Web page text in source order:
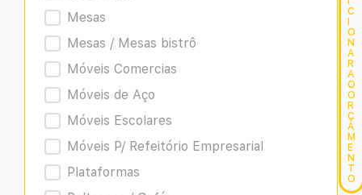
Mesas
Mesas / Mesas bistrô
Móveis Comercias
Móveis de Aço
Móveis Escolares
Móveis P/ Refeitório Empresarial
Plataformas
C
O
N
A
R
A
O
O
R
Ç
A
M
E
N
T
O